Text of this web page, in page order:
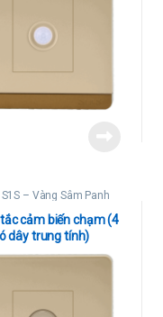
– Vàng Sâm Panh
cảm biến chạm (4
dây trung tính)